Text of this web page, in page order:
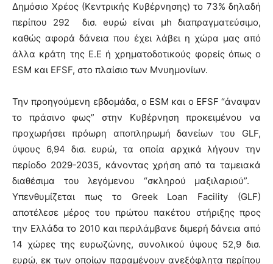
Δημόσιο Χρέος (Κεντρικής Κυβέρνησης) το 73% δηλαδή
περίπου 292 δισ. eυρώ είναι μh διαπραγματεύσιμο,
καθώς αφορά δάνεια που έχει λάβει η χώρα μας από
άλλα κράτη της Ε.Ε ή χρηματοδοτικούς φορείς όπως ο
ESM και EFSF, στο πλαίσιο των Μνυημονίων.
Την προηγούμενη εβδομάδα, ο ESM και ο EFSF “άναψαν
το πράσινο φως” στην Κυβέρνηση προκειμένου να
προχωρήσει πρόωρη αποπληρωμή δανείων του GLF,
ύψους 6,94 δισ. ευρώ, τα οποία αρχικά λήγουν την
περίοδο 2029-2035, κάνοντας χρήση από τα ταμειακά
διαθέσιμα του λεγόμενου “σκληρού μαξιλαριού”.
Υπενθυμίζεται πως το Greek Loan Facility (GLF)
αποτέλεσε μέρος του πρώτου πακέτου στήριξης προς
την Ελλάδα το 2010 και περιλάμβανε διμερή δάνεια από
14 χώρες της ευρωζώνης, συνολικού ύψους 52,9 δισ.
ευρώ, εκ των οποίων παραμένουν ανεξόφλητα περίπου